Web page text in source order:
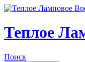
Теплое
Поиск